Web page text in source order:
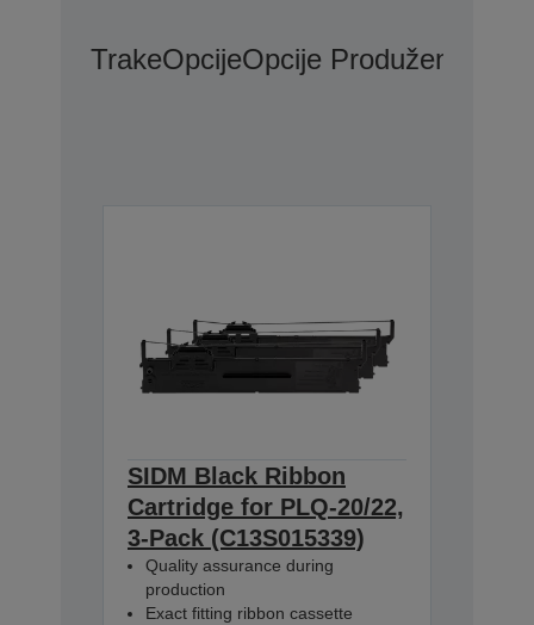
TrakeOpcijeOpcije Produžene
SIDM Black Ribbon
Cartridge for PLQ-20/22,
3-Pack (C13S015339)
Quality assurance during
production
Exact fitting ribbon cassette